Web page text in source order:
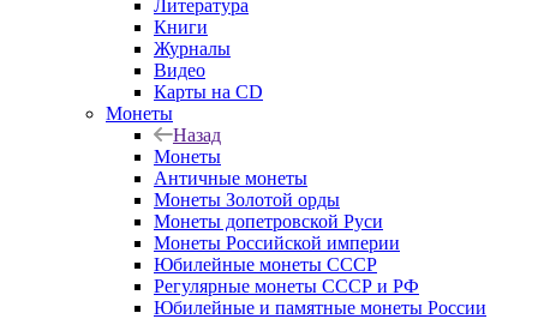
Литература
Книги
Журналы
Видео
Карты на CD
Монеты
Назад
Монеты
Античные монеты
Монеты Золотой орды
Монеты допетровской Руси
Монеты Российской империи
Юбилейные монеты СССР
Регулярные монеты СССР и РФ
Юбилейные и памятные монеты России